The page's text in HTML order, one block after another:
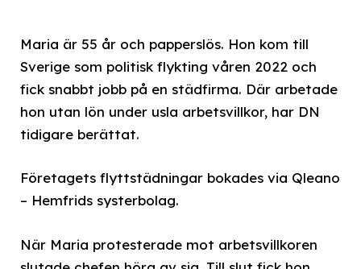
Maria är 55 år och papperslös. Hon kom till
Sverige som politisk flykting våren 2022 och
fick snabbt jobb på en städfirma. Där arbetade
hon utan lön under usla arbetsvillkor, har DN
tidigare berättat.
Företagets flyttstädningar bokades via Qleano
– Hemfrids systerbolag.
När Maria protesterade mot arbetsvillkoren